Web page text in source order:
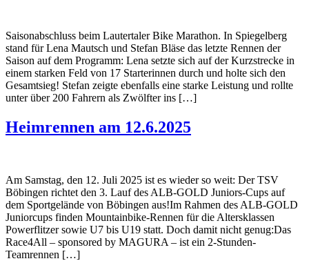
Saisonabschluss beim Lautertaler Bike Marathon. In Spiegelberg
stand für Lena Mautsch und Stefan Bläse das letzte Rennen der
Saison auf dem Programm: Lena setzte sich auf der Kurzstrecke in
einem starken Feld von 17 Starterinnen durch und holte sich den
Gesamtsieg! Stefan zeigte ebenfalls eine starke Leistung und rollte
unter über 200 Fahrern als Zwölfter ins […]
Heimrennen am 12.6.2025
Am Samstag, den 12. Juli 2025 ist es wieder so weit: Der TSV
Böbingen richtet den 3. Lauf des ALB-GOLD Juniors-Cups auf
dem Sportgelände von Böbingen aus!Im Rahmen des ALB-GOLD
Juniorcups finden Mountainbike-Rennen für die Altersklassen
Powerflitzer sowie U7 bis U19 statt. Doch damit nicht genug:Das
Race4All – sponsored by MAGURA – ist ein 2-Stunden-
Teamrennen […]